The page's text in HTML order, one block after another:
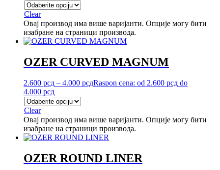
Clear
Овај производ има више варијанти. Опције могу бити
изабране на страници производа.
OZER CURVED MAGNUM
2.600 рсд – 4.000 рсдRaspon cena: od 2.600 рсд do
4.000 рсд
Clear
Овај производ има више варијанти. Опције могу бити
изабране на страници производа.
OZER ROUND LINER